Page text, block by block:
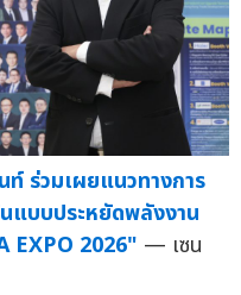
ร่วมเผยแนวทางการ
แบบประหยัดพลังงาน
EXPO 2026" — เซน